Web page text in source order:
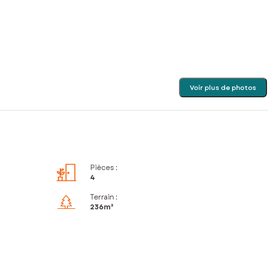
Voir plus de photos
Pièces :
4
Terrain :
236m²